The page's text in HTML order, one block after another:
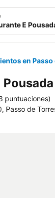
en Passo
puntuaciones)
Passo de